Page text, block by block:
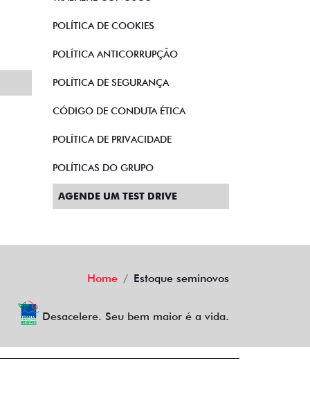
POLÍTICA DE COOKIES
POLÍTICA ANTICORRUPÇÃO
POLÍTICA DE SEGURANÇA
CÓDIGO DE CONDUTA ÉTICA
POLÍTICA DE PRIVACIDADE
POLÍTICAS DO GRUPO
AGENDE UM TEST DRIVE
Home Estoque seminovos
Desacelere. Seu bem maior é a vida.